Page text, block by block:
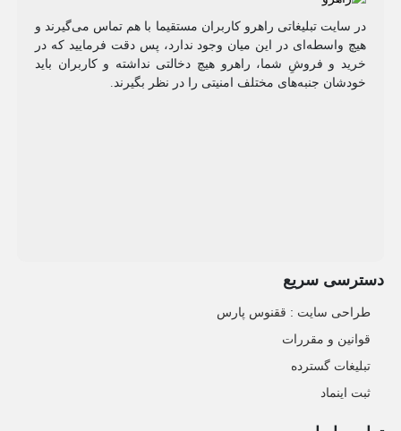
در سایت تبلیغاتی راهرو کاربران مستقیما با هم تماس می‌گیرند و
هیچ واسطه‌ای در این میان وجود ندارد، پس دقت فرمایید که در
خرید و فروشِ شما، راهرو هیچ دخالتی نداشته و کاربران باید
خودشان جنبه‌های مختلف امنیتی را در نظر بگیرند.
دسترسی سریع
طراحی سایت :‌ ققنوس پارس
قوانین و مقررات
تبلیغات گسترده
ثبت اینماد